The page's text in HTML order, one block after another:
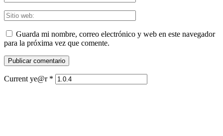
Guarda mi nombre, correo electrónico y web en este navegador
para la próxima vez que comente.
Current ye@r *